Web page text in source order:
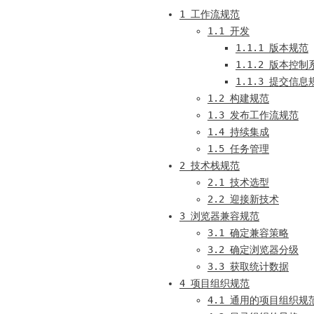
1 工作流规范
1.1 开发
1.1.1 版本规范
1.1.2 版本控制
1.1.3 提交信息
1.2 构建规范
1.3 发布工作流规范
1.4 持续集成
1.5 任务管理
2 技术栈规范
2.1 技术选型
2.2 迎接新技术
3 浏览器兼容规范
3.1 确定兼容策略
3.2 确定浏览器分级
3.3 获取统计数据
4 项目组织规范
4.1 通用的项目组织规